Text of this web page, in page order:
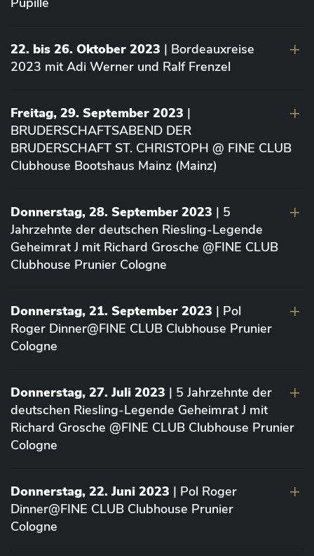
22. bis 26. Oktober 2023 | Bordeauxreise
2023 mit Adi Werner und Ralf Frenzel
Freitag, 29. September 2023 |
BRUDERSCHAFTSABEND DER
BRUDERSCHAFT ST. CHRISTOPH @ FINE CLUB
Clubhouse Bootshaus Mainz (Mainz)
Donnerstag, 28. September 2023 | 5
Jahrzehnte der deutschen Riesling-Legende
Geheimrat J mit Richard Grosche @FINE CLUB
Clubhouse Prunier Cologne
Donnerstag, 21. September 2023 | Pol
Roger Dinner@FINE CLUB Clubhouse Prunier
Cologne
Donnerstag, 27. Juli 2023 | 5 Jahrzehnte der
deutschen Riesling-Legende Geheimrat J mit
Richard Grosche @FINE CLUB Clubhouse Prunier
Cologne
Donnerstag, 22. Juni 2023 | Pol Roger
Dinner@FINE CLUB Clubhouse Prunier
Cologne